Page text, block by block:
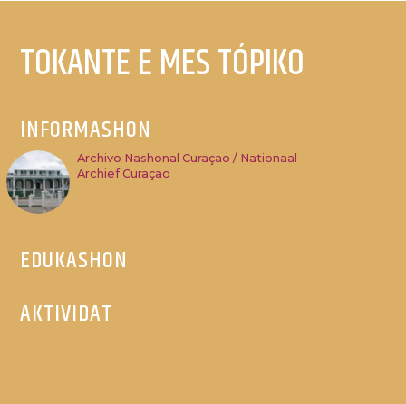
TOKANTE E MES TÓPIKO
INFORMASHON
Archivo Nashonal Curaçao / Nationaal
Archief Curaçao
EDUKASHON
AKTIVIDAT